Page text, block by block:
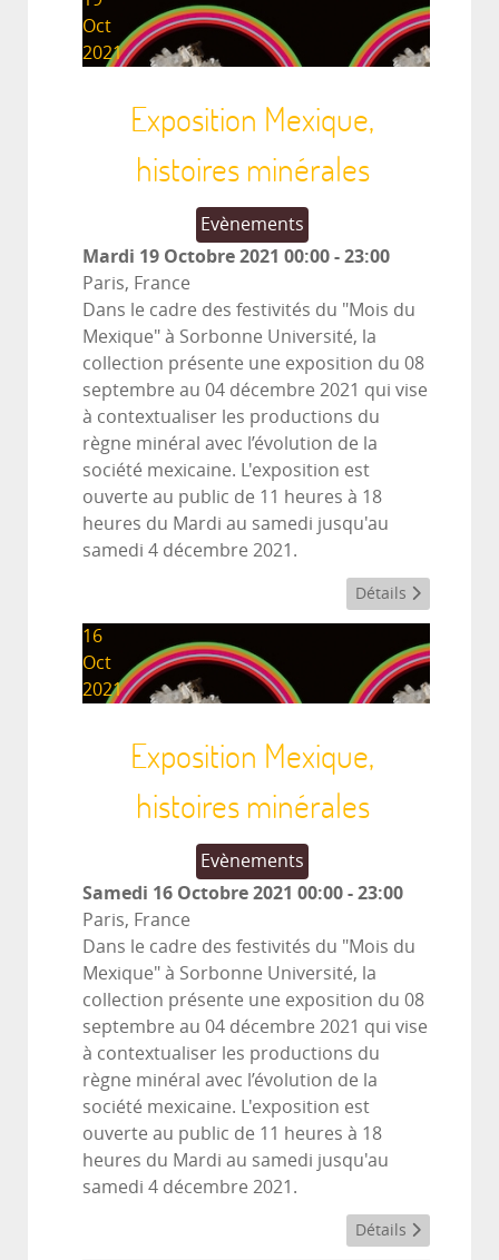
Oct
2021
Exposition Mexique,
histoires minérales
Evènements
Mardi 19 Octobre 2021 00:00-23:00
Paris, France
Dans le cadre des festivités du "Mois du
Mexique" à Sorbonne Université, la
collection présente une exposition du 08
septembre au 04 décembre 2021 qui vise
à contextualiser les productions du
règne minéral avec l’évolution de la
société mexicaine. L'exposition est
ouverte au public de 11 heures à 18
heures du Mardi au samedi jusqu'au
samedi 4 décembre 2021.
Détails
16
Oct
2021
Exposition Mexique,
histoires minérales
Evènements
Samedi 16 Octobre 2021 00:00-23:00
Paris, France
Dans le cadre des festivités du "Mois du
Mexique" à Sorbonne Université, la
collection présente une exposition du 08
septembre au 04 décembre 2021 qui vise
à contextualiser les productions du
règne minéral avec l’évolution de la
société mexicaine. L'exposition est
ouverte au public de 11 heures à 18
heures du Mardi au samedi jusqu'au
samedi 4 décembre 2021.
Détails